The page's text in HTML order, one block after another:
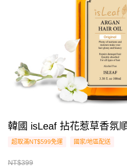
韓國 isLeaf 拈花惹草
超取滿NT$599免運 國家/地區配送
NT$399